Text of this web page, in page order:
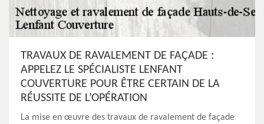
TRAVAUX DE RAVALEMENT DE FAÇADE :
APPELEZ LE SPÉCIALISTE LENFANT
COUVERTURE POUR ÊTRE CERTAIN DE LA
RÉUSSITE DE L’OPÉRATION
La mise en œuvre des travaux de ravalement de façade